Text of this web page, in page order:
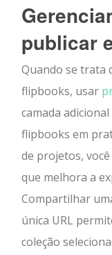
publicar
Quando se trata
flipbooks, usar
camada
flipbooks em
de projetos,
que melhora a
Compartilhar
única URL
coleção